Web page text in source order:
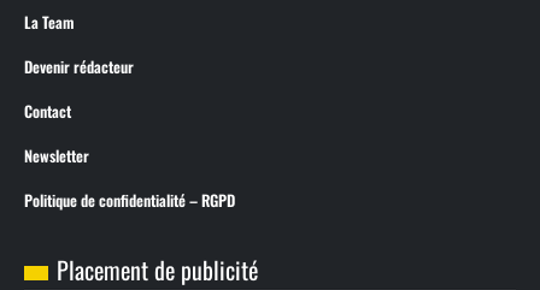
La Team
Devenir rédacteur
Contact
Newsletter
Politique de confidentialité – RGPD
Placement de publicité